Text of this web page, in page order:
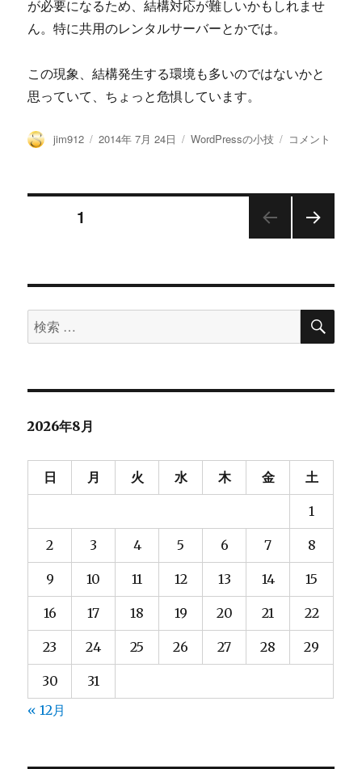
が必要になるため、結構対応が難しいかもしれませ
ん。特に共用のレンタルサーバーとかでは。
この現象、結構発生する環境も多いのではないかと
思っていて、ちょっと危惧しています。
投
jim912
投
2014年 7月 24日
カ
WordPressの小技
WordPress
ッ
ジ
が
ン
ー
な
原
を
っ
み
に
コメント
の
ペ
ジ
送
り
ページ1
検
索
象:
検
2026年8月
日 月 火 水 木 金 土
1
2 3 4 5 6 7 8
9 10 11 12 13 14 15
16 17 18 19 20 21 22
23 24 25 26 27 28 29
30
31
« 12月